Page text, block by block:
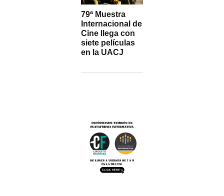
79ª Muestra
Internacional de
Cine llega con
siete películas
en la UACJ